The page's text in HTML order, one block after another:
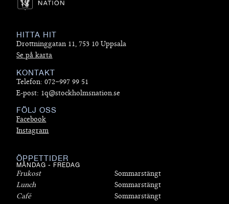
HITTA HIT
Drottninggatan 11, 753 10 Uppsala
Se på karta
KONTAKT
Telefon: 072–997 99 51
E-post: 1q@stockholmsnation.se
FÖLJ OSS
Facebook
Instagram
ÖPPETTIDER
MÅNDAG - FREDAG
Frukost
Lunch
Café
Sommarstängt
Sommarstängt
Sommarstängt